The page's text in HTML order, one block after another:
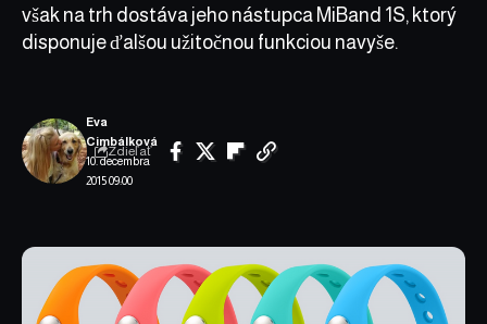
však na trh dostáva jeho nástupca MiBand 1S, ktorý
disponuje ďalšou užitočnou funkciou navyše.
10. decembra
2015 09:00
Eva
Cimbálková
Zdieľať